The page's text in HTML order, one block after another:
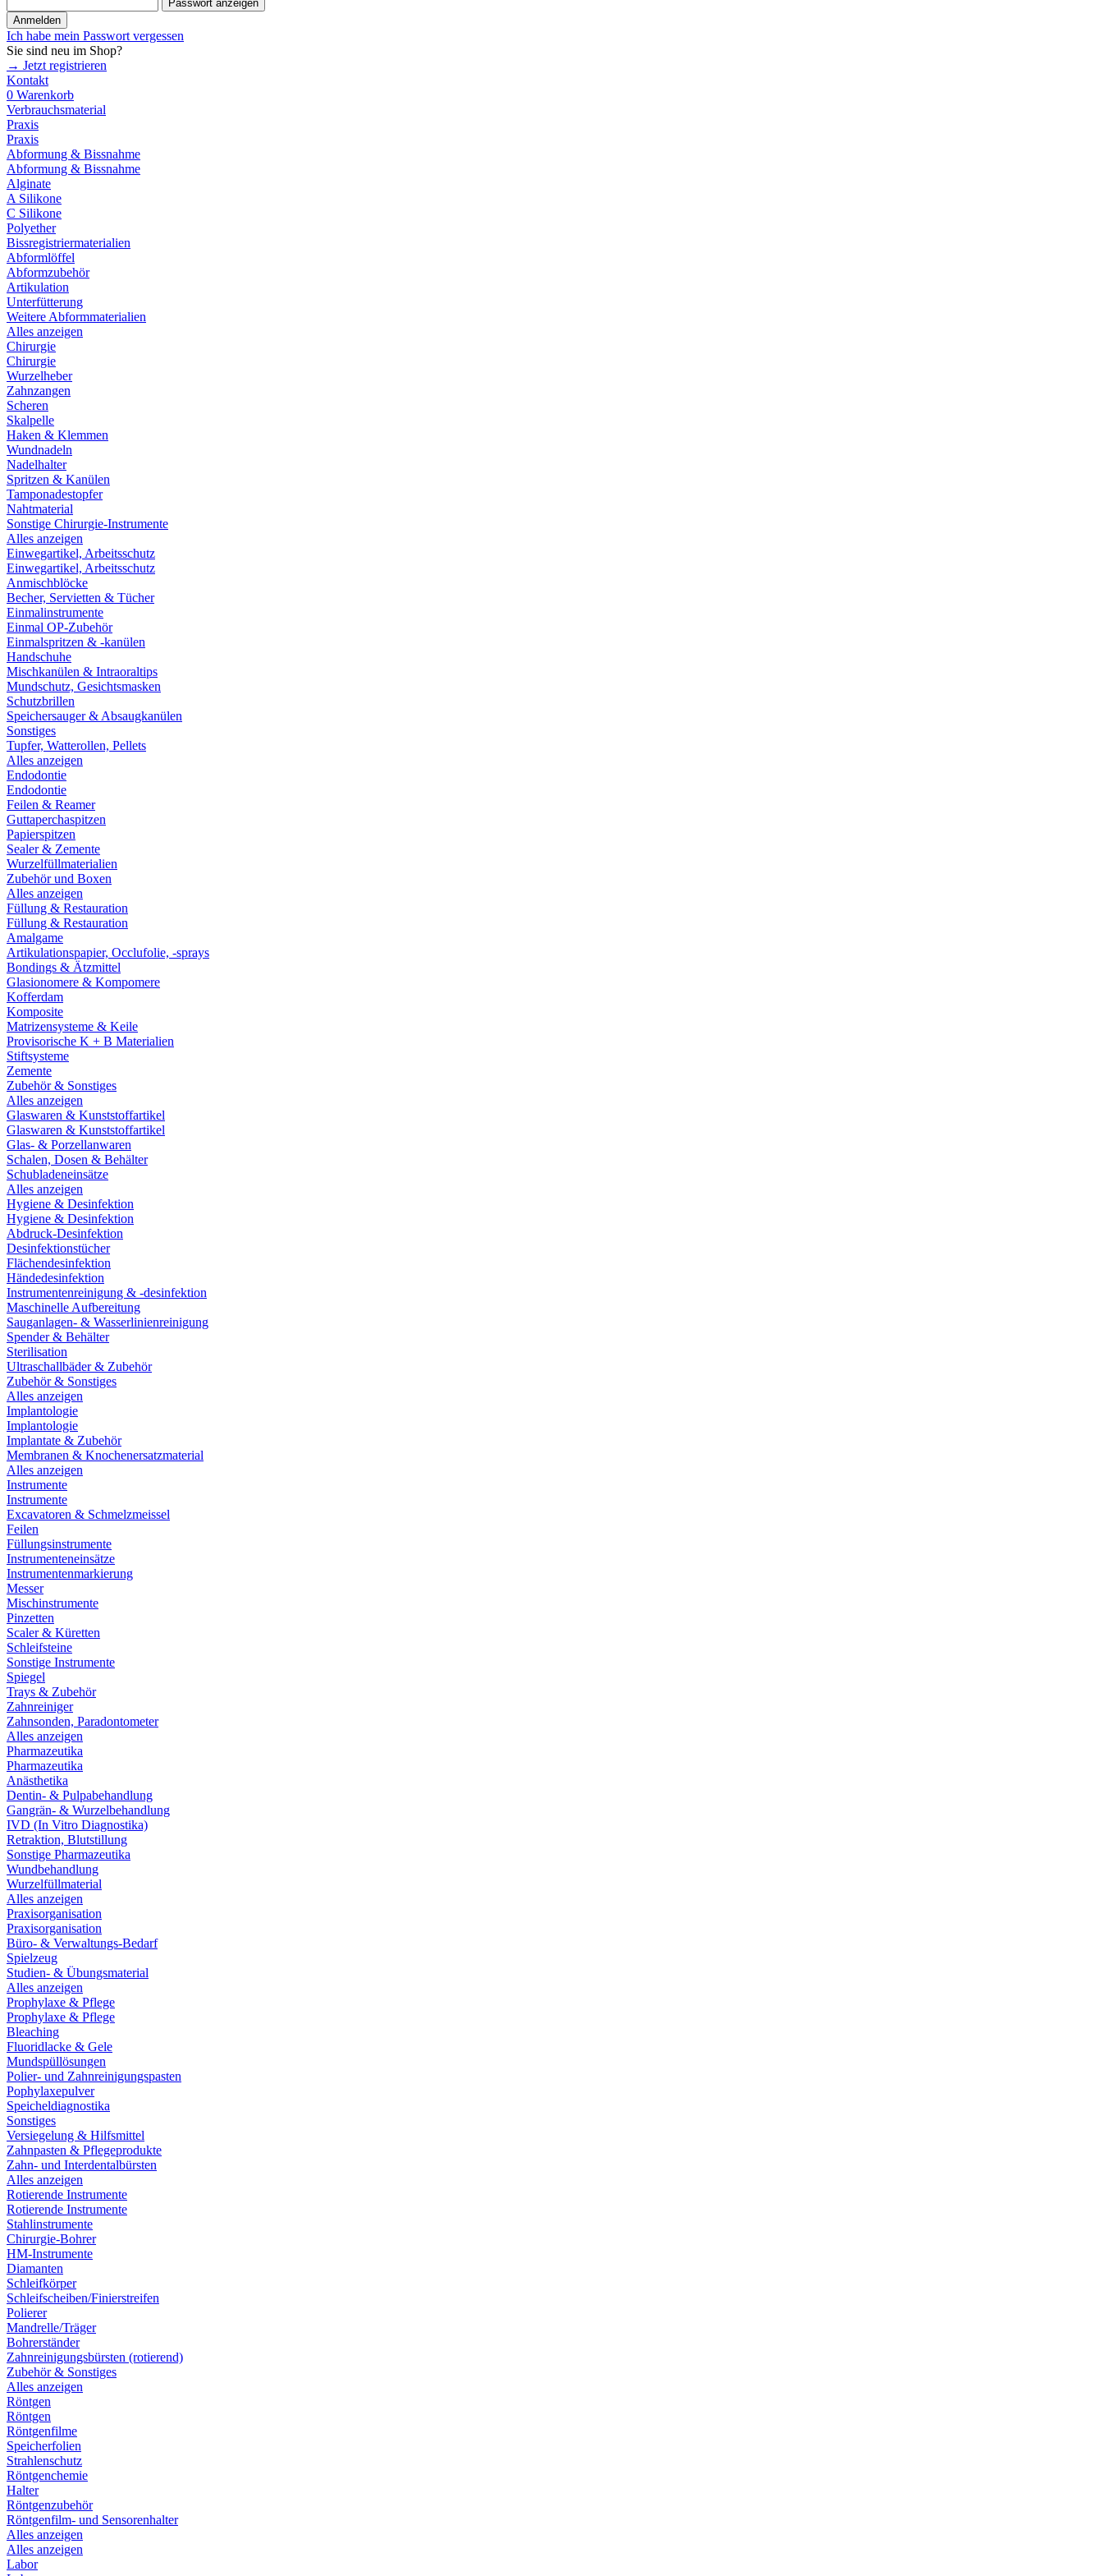
Passwort anzeigen
Anmelden
Ich habe mein Passwort vergessen
Sie sind neu im Shop?
→ Jetzt registrieren
Kontakt
0 Warenkorb
Verbrauchsmaterial
Praxis
Praxis
Abformung & Bissnahme
Abformung & Bissnahme
Alginate
A Silikone
C Silikone
Polyether
Bissregistriermaterialien
Abformlöffel
Abformzubehör
Artikulation
Unterfütterung
Weitere Abformmaterialien
Alles anzeigen
Chirurgie
Chirurgie
Wurzelheber
Zahnzangen
Scheren
Skalpelle
Haken & Klemmen
Wundnadeln
Nadelhalter
Spritzen & Kanülen
Tamponadestopfer
Nahtmaterial
Sonstige Chirurgie-Instrumente
Alles anzeigen
Einwegartikel, Arbeitsschutz
Einwegartikel, Arbeitsschutz
Anmischblöcke
Becher, Servietten & Tücher
Einmalinstrumente
Einmal OP-Zubehör
Einmalspritzen & -kanülen
Handschuhe
Mischkanülen & Intraoraltips
Mundschutz, Gesichtsmasken
Schutzbrillen
Speichersauger & Absaugkanülen
Sonstiges
Tupfer, Watterollen, Pellets
Alles anzeigen
Endodontie
Endodontie
Feilen & Reamer
Guttaperchaspitzen
Papierspitzen
Sealer & Zemente
Wurzelfüllmaterialien
Zubehör und Boxen
Alles anzeigen
Füllung & Restauration
Füllung & Restauration
Amalgame
Artikulationspapier, Occlufolie, -sprays
Bondings & Ätzmittel
Glasionomere & Kompomere
Kofferdam
Komposite
Matrizensysteme & Keile
Provisorische K + B Materialien
Stiftsysteme
Zemente
Zubehör & Sonstiges
Alles anzeigen
Glaswaren & Kunststoffartikel
Glaswaren & Kunststoffartikel
Glas- & Porzellanwaren
Schalen, Dosen & Behälter
Schubladeneinsätze
Alles anzeigen
Hygiene & Desinfektion
Hygiene & Desinfektion
Abdruck-Desinfektion
Desinfektionstücher
Flächendesinfektion
Händedesinfektion
Instrumentenreinigung & -desinfektion
Maschinelle Aufbereitung
Sauganlagen- & Wasserlinienreinigung
Spender & Behälter
Sterilisation
Ultraschallbäder & Zubehör
Zubehör & Sonstiges
Alles anzeigen
Implantologie
Implantologie
Implantate & Zubehör
Membranen & Knochenersatzmaterial
Alles anzeigen
Instrumente
Instrumente
Excavatoren & Schmelzmeissel
Feilen
Füllungsinstrumente
Instrumenteneinsätze
Instrumentenmarkierung
Messer
Mischinstrumente
Pinzetten
Scaler & Küretten
Schleifsteine
Sonstige Instrumente
Spiegel
Trays & Zubehör
Zahnreiniger
Zahnsonden, Paradontometer
Alles anzeigen
Pharmazeutika
Pharmazeutika
Anästhetika
Dentin- & Pulpabehandlung
Gangrän- & Wurzelbehandlung
IVD (In Vitro Diagnostika)
Retraktion, Blutstillung
Sonstige Pharmazeutika
Wundbehandlung
Wurzelfüllmaterial
Alles anzeigen
Praxisorganisation
Praxisorganisation
Büro- & Verwaltungs-Bedarf
Spielzeug
Studien- & Übungsmaterial
Alles anzeigen
Prophylaxe & Pflege
Prophylaxe & Pflege
Bleaching
Fluoridlacke & Gele
Mundspüllösungen
Polier- und Zahnreinigungspasten
Pophylaxepulver
Speicheldiagnostika
Sonstiges
Versiegelung & Hilfsmittel
Zahnpasten & Pflegeprodukte
Zahn- und Interdentalbürsten
Alles anzeigen
Rotierende Instrumente
Rotierende Instrumente
Stahlinstrumente
Chirurgie-Bohrer
HM-Instrumente
Diamanten
Schleifkörper
Schleifscheiben/Finierstreifen
Polierer
Mandrelle/Träger
Bohrerständer
Zahnreinigungsbürsten (rotierend)
Zubehör & Sonstiges
Alles anzeigen
Röntgen
Röntgen
Röntgenfilme
Speicherfolien
Strahlenschutz
Röntgenchemie
Halter
Röntgenzubehör
Röntgenfilm- und Sensorenhalter
Alles anzeigen
Alles anzeigen
Labor